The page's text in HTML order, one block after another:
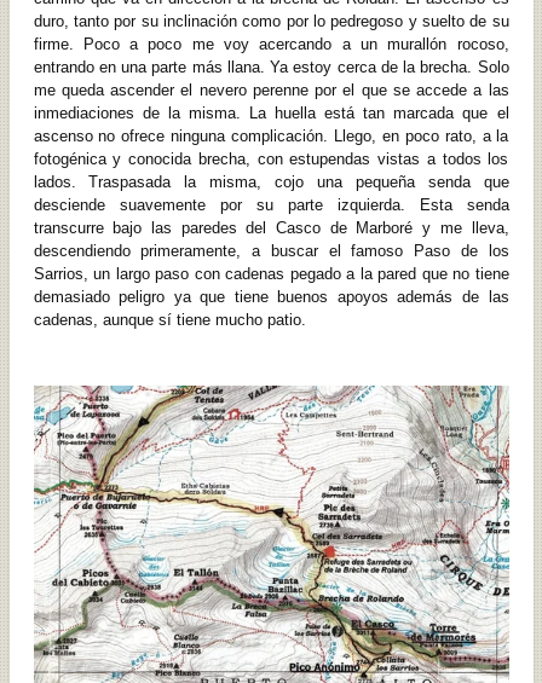
duro, tanto por su inclinación como por lo pedregoso y suelto de su
firme. Poco a poco me voy acercando a un murallón rocoso,
entrando en una parte más llana. Ya estoy cerca de la brecha. Solo
me queda ascender el nevero perenne por el que se accede a las
inmediaciones de la misma. La huella está tan marcada que el
ascenso no ofrece ninguna complicación. Llego, en poco rato, a la
fotogénica y conocida brecha, con estupendas vistas a todos los
lados. Traspasada la misma, cojo una pequeña senda que
desciende suavemente por su parte izquierda. Esta senda
transcurre bajo las paredes del Casco de Marboré y me lleva,
descendiendo primeramente, a buscar el famoso Paso de los
Sarrios, un largo paso con cadenas pegado a la pared que no tiene
demasiado peligro ya que tiene buenos apoyos además de las
cadenas, aunque sí tiene mucho patio.